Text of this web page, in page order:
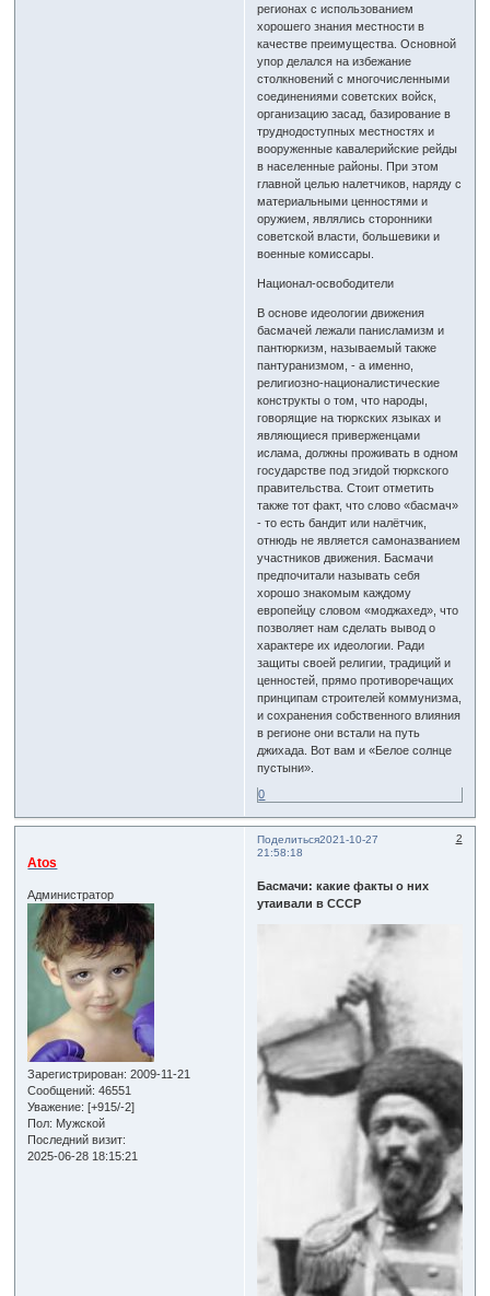
регионах с использованием
хорошего знания местности в
качестве преимущества. Основной
упор делался на избежание
столкновений с многочисленными
соединениями советских войск,
организацию засад, базирование в
труднодоступных местностях и
вооруженные кавалерийские рейды
в населенные районы. При этом
главной целью налетчиков, наряду с
материальными ценностями и
оружием, являлись сторонники
советской власти, большевики и
военные комиссары.
Национал-освободители
В основе идеологии движения
басмачей лежали панисламизм и
пантюркизм, называемый также
пантуранизмом, - а именно,
религиозно-националистические
конструкты о том, что народы,
говорящие на тюркских языках и
являющиеся приверженцами
ислама, должны проживать в одном
государстве под эгидой тюркского
правительства. Стоит отметить
также тот факт, что слово «басмач»
- то есть бандит или налётчик,
отнюдь не является самоназванием
участников движения. Басмачи
предпочитали называть себя
хорошо знакомым каждому
европейцу словом «моджахед», что
позволяет нам сделать вывод о
характере их идеологии. Ради
защиты своей религии, традиций и
ценностей, прямо противоречащих
принципам строителей коммунизма,
и сохранения собственного влияния
в регионе они встали на путь
джихада. Вот вам и «Белое солнце
пустыни».
0
Поделиться 2
2021-10-27
21:58:18
Atos
Администратор
Зарегистрирован: 2009-11-21
Сообщений: 46551
Уважение: [+915/-2]
Пол: Мужской
Последний визит:
2025-06-28 18:15:21
Басмачи: какие факты о них
утаивали в СССР